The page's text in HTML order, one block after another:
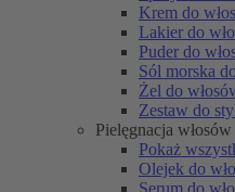
Krem do
Lakier do
Puder do
Sól morska
Żel do
Zestaw do
Pielęgnacja
Pokaż
Olejek do
Serum do